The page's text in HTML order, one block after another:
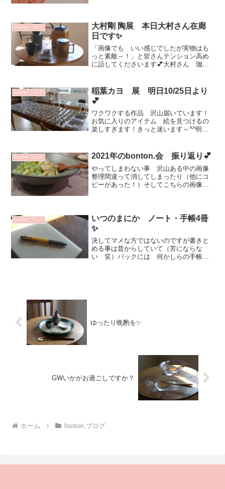
bonton.ブログ
大村剛 陶展 本日大村さん在廊
日です✨
「画像でも いい感じでしたが実物はも
っと素敵～！」と皆さんテンション高め
に話してくださいます💕大村さん 珈琲
円色絵注器 11000円 / 8800円色絵注
器 ...
bonton.ブログ
稲葉カヨ 展 明日10/25日より
💕
ワクワクする作品 沢山届いています！
お気に入りのアイテム 絵を見つけるの
楽しすぎます！きっと迷います～^^明日
ヨ 展2019年10月25日(金)～30日(水)11：
bonton.ブログ 2021年のbonton.会 振り返り💕
やってしまわない事 沢山ある中の画像
整理間違って消してしまったり（他にコ
ピーがあった！）そしてこちらの画像が
わに盛り付け...
bonton.ブログ
いつのまにか ノート・手帳4冊
✨
決してマメな方ではないのですが書きと
める事は昔からしていて（苦にならな
い 笑）バックには 何かしらの手帳が
ゆったり晩酌を✨
GWいかがお過ごしですか？
ホーム bonton.ブログ